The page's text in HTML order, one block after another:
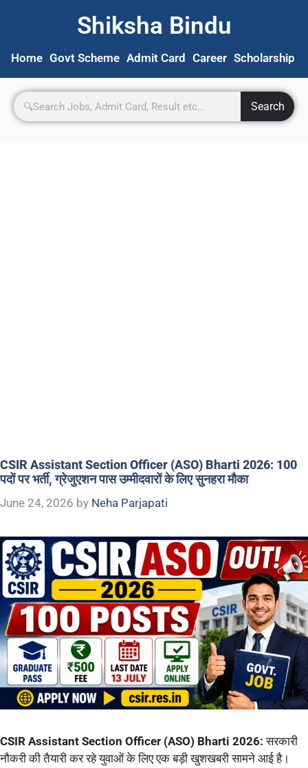
Shiksha Bindu
Home Govt Scheme Admit Card Career Scholarship
Search
CSIR Assistant Section Officer (ASO) Bharti 2026: 100
पदों पर भर्ती, ग्रेजुएशन पास उम्मीदवारों के लिए सुनहरा मौका
June 24, 2026 by Neha Parjapati
CSIR Assistant Section Officer (ASO) Bharti 2026: सरकारी
नौकरी की तैयारी कर रहे युवाओं के लिए एक बड़ी खुशखबरी सामने आई है।